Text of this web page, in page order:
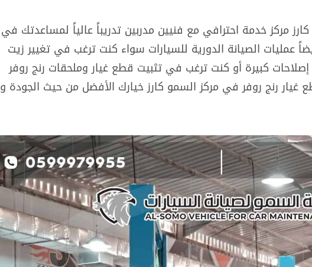
مركز خدمة احترافي مع فنيين مدربين تدريباً عالياً لمساعدتك في
عمليات الصيانة الدورية للسيارات سواء كنت ترغب في تغيير زيت
كبيرة أو كنت ترغب في تثبيت قطع غيار وملحقات رنج روفر
رنج روفر في مركز السمو كارز خيارك الأفضل من حيث الجودة و